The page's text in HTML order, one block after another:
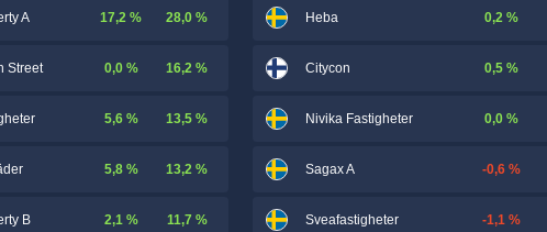
A 17,2 % 28,0 %
Street 0,0 % 16,2 %
5,6 % 13,5 %
5,8 % 13,2 %
B 2,1 % 11,7 %
Heba 0,2 %
Citycon 0,5 %
Nivika Fastigheter 0,0 %
Sagax A -0,6 %
Sveafastigheter -1,1 %